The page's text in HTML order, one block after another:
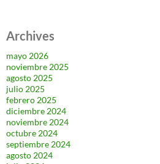
Archives
mayo 2026
noviembre 2025
agosto 2025
julio 2025
febrero 2025
diciembre 2024
noviembre 2024
octubre 2024
septiembre 2024
agosto 2024